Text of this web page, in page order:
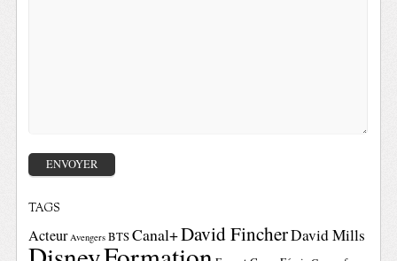
TAGS
Acteur Avengers BTSCanal+David FincherDavid Mills